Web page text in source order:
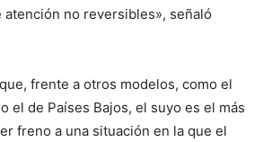
no reversibles», señaló
frente a otros modelos, como el
el de Países Bajos, el suyo es el más
freno a una situación en la que el